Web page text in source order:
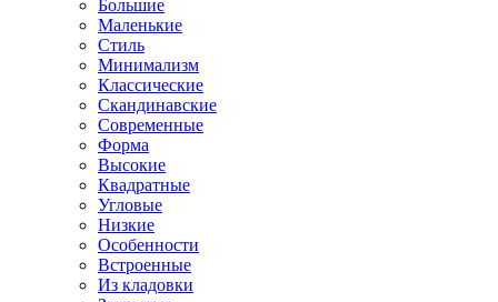
Большие
Маленькие
Стиль
Минимализм
Классические
Скандинавские
Современные
Форма
Высокие
Квадратные
Угловые
Низкие
Особенности
Встроенные
Из кладовки